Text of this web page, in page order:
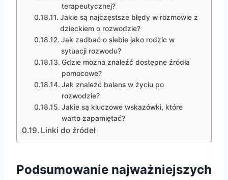
terapeutycznej?
Jakie są najczęstsze błędy w rozmowie z
dzieckiem o rozwodzie?
Jak zadbać o siebie jako rodzic w
sytuacji rozwodu?
Gdzie można znaleźć dostępne źródła
pomocowe?
Jak znaleźć balans w życiu po
rozwodzie?
Jakie są kluczowe wskazówki, które
warto zapamiętać?
Linki do źródeł
Podsumowanie najważniejszych